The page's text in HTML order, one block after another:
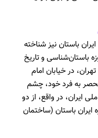
باستان نیز شناخته
باستان‌شناسی و تاریخ
در خیابان امام
به فرد خود، چشم
ایران، در واقع، از دو
باستان (ساختمان